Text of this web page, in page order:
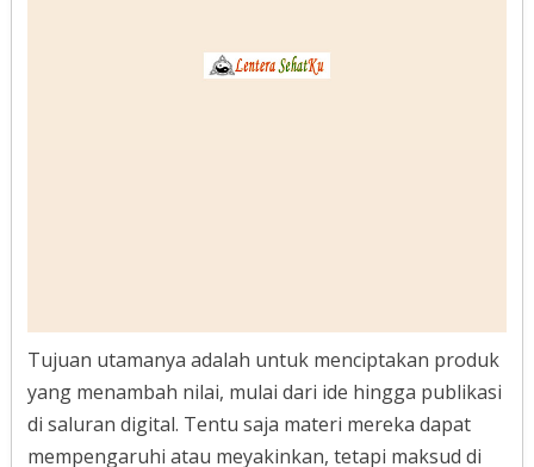
Tujuan utamanya adalah untuk menciptakan produk
yang menambah nilai, mulai dari ide hingga publikasi
di saluran digital. Tentu saja materi mereka dapat
mempengaruhi atau meyakinkan, tetapi maksud di